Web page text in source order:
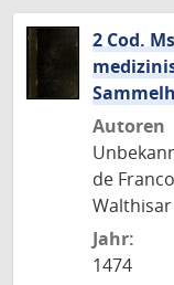
2 Cod.
Autoren
de
Jahr:
1474